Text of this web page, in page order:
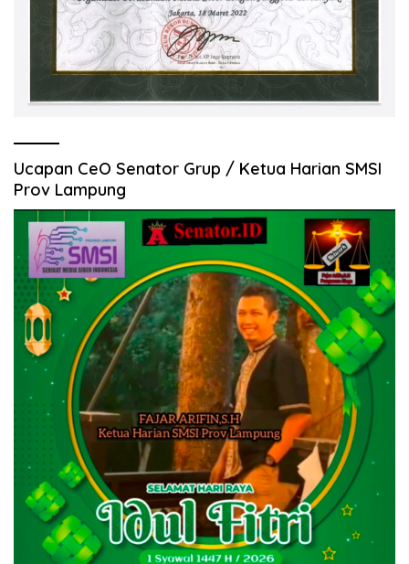
Ucapan CeO Senator Grup / Ketua Harian SMSI
Prov Lampung